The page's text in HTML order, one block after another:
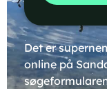
Det er
online på